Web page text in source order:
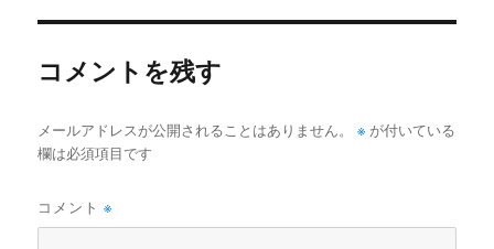
b
o
o
k
r
コメントを残す
メールアドレスが公開されることはありません。 ※ が付いている
欄は必須項目です
コメント※